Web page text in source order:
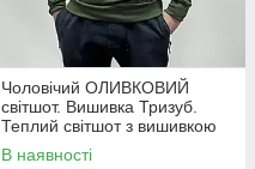
Чоловічий ОЛИВКОВИЙ
світшот. Вишивка Тризуб.
Теплий світшот з вишивкою
герб
В наявності